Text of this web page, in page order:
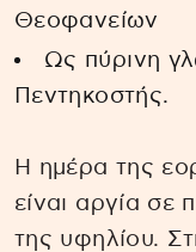
Θεοφανείων
Ως πύρινη
Πεντηκοστής.
Η ημέρα της
είναι αργία σε
της υφηλίου.